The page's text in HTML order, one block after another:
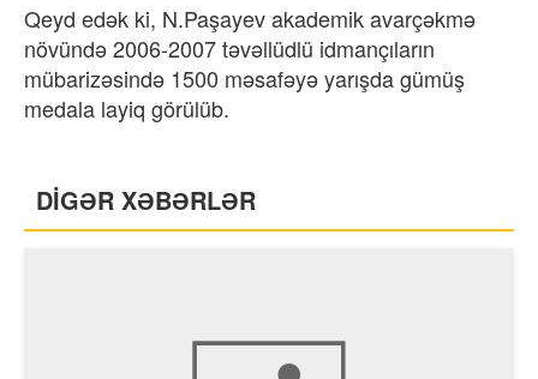
Qeyd edək ki, N.Paşayev akademik avarçəkmə
növündə 2006-2007 təvəllüdlü idmançıların
mübarizəsində 1500 məsafəyə yarışda gümüş
medala layiq görülüb.
DİGƏR XƏBƏRLƏR